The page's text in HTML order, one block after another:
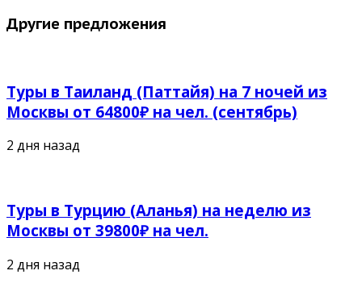
Другие предложения
Туры в Таиланд (Паттайя) на 7 ночей из
Москвы от 64800₽ на чел. (сентябрь)
2 дня назад
Туры в Турцию (Аланья) на неделю из
Москвы от 39800₽ на чел.
2 дня назад